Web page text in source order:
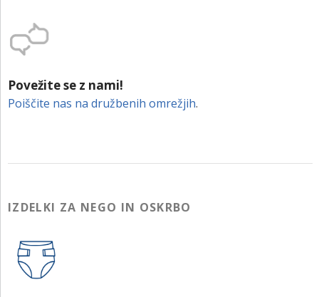
Povežite se z nami!
Poiščite nas na družbenih omrežjih.
IZDELKI ZA NEGO IN OSKRBO